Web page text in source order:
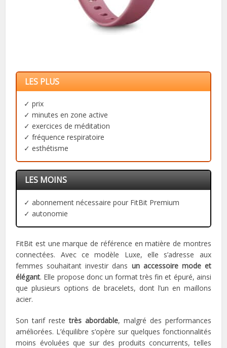
LES PLUS
✓ prix
✓ minutes en zone active
✓ exercices de méditation
✓ fréquence respiratoire
✓ esthétisme
LES MOINS
✓ abonnement nécessaire pour FitBit Premium
✓ autonomie
FitBit est une marque de référence en matière de montres
connectées. Avec ce modèle Luxe, elle s’adresse aux
femmes souhaitant investir dans un accessoire mode et
élégant. Elle propose donc un format très fin et épuré, ainsi
que plusieurs options de bracelets, dont l’un en maillons
acier.
Son tarif restetrès abordable, malgré des performances
améliorées. L’équilibre s’opère sur quelques fonctionnalités
moins évoluées que sur des produits concurrents, telles